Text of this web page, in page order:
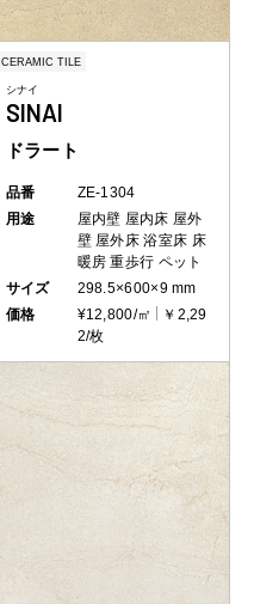
CERAMIC TILE
シナイ
SINAI
ドラート
品番
ZE-1304
用途
屋内壁 屋内床 屋外
壁 屋外床 浴室床 床
暖房 重歩行 ペット
サイズ
298.5×600×9 mm
価格
¥12,800/㎡
￥2,29
2/枚